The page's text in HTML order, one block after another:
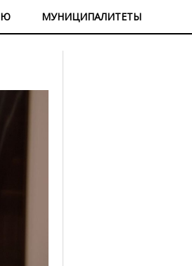
МУНИЦИПАЛИТЕТЫ